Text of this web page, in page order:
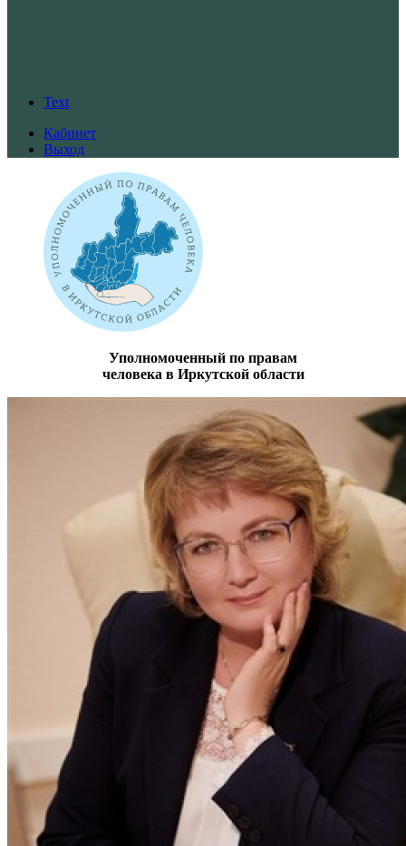
Text
Кабинет
Выход
Уполномоченный по правам
человека в Иркутской области